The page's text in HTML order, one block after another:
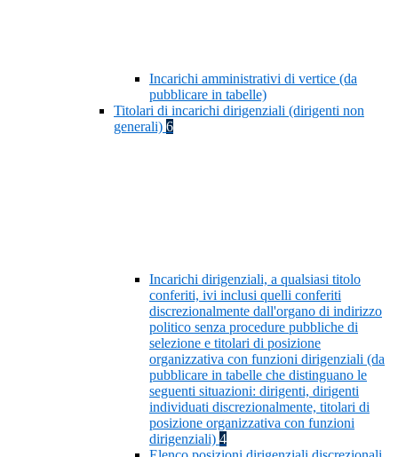
Incarichi amministrativi di vertice (da
pubblicare in tabelle)
Titolari di incarichi dirigenziali (dirigenti non
generali) 6
Incarichi dirigenziali, a qualsiasi titolo
conferiti, ivi inclusi quelli conferiti
discrezionalmente dall'organo di indirizzo
politico senza procedure pubbliche di
selezione e titolari di posizione
organizzativa con funzioni dirigenziali (da
pubblicare in tabelle che distinguano le
seguenti situazioni: dirigenti, dirigenti
individuati discrezionalmente, titolari di
posizione organizzativa con funzioni
dirigenziali) 4